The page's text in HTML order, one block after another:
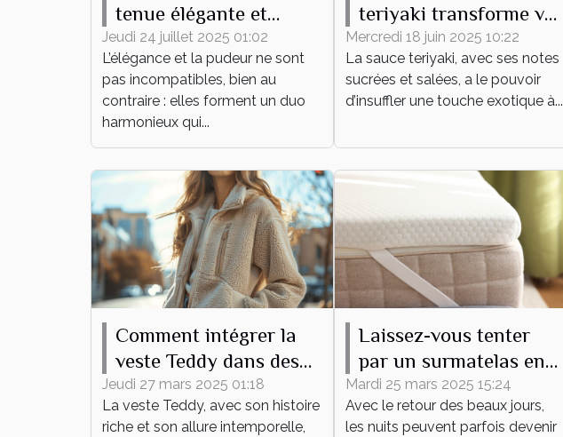
tenue élégante et
pudique pour tout
événement ?
Jeudi 24 juillet 2025 01:02
L’élégance et la pudeur ne sont
pas incompatibles, bien au
contraire : elles forment un duo
harmonieux qui...
teriyaki transforme vos
plats du quotidien
Mercredi 18 juin 2025 10:22
La sauce teriyaki, avec ses notes
sucrées et salées, a le pouvoir
d’insuffler une touche exotique à...
Comment intégrer la
veste Teddy dans des
tenues quotidiennes
Jeudi 27 mars 2025 01:18
La veste Teddy, avec son histoire
riche et son allure intemporelle,
Laissez-vous tenter
par un surmatelas en
laine mérinos, même en
été !
Mardi 25 mars 2025 15:24
Avec le retour des beaux jours,
les nuits peuvent parfois devenir